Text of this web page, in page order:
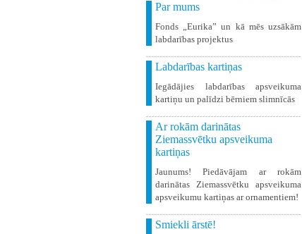
Par mums
Fonds „Eurika” un kā mēs uzsākām
labdarības projektus
Labdarības kartiņas
Iegādājies labdarības apsveikuma
kartiņu un palīdzi bērniem slimnīcās
Ar rokām darinātas
Ziemassvētku apsveikuma
kartiņas
Jaunums! Piedāvājam ar rokām
darinātas Ziemassvētku apsveikuma
apsveikumu kartiņas ar ornamentiem!
Smiekli ārstē!